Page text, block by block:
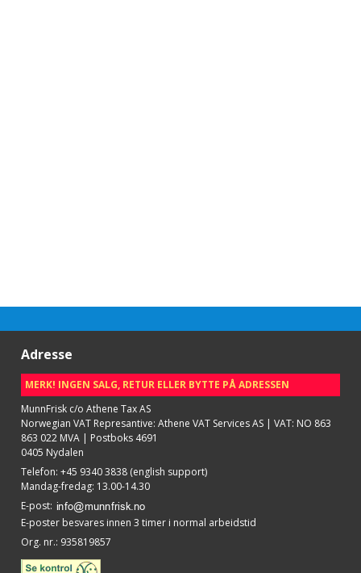
Adresse
MERK! INGEN SALG, RETUR ELLER BYTTE PÅ ADRESSEN
MunnFrisk c/o Athene Tax AS
Norwegian VAT Represantive: Athene VAT Services AS | VAT: NO 863
863 022 MVA | Postboks 4691
0405 Nydalen
Telefon: +45 9340 3838 (english support)
Mandag-fredag: 13.00-14.30
E-post:
E-poster besvares innen 3 timer i normal arbeidstid
Org. nr.: 935819857